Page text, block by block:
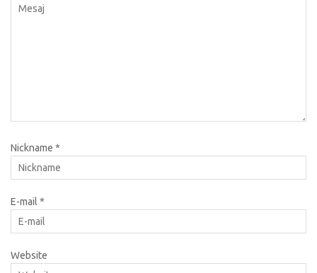
Nickname *
E-mail *
Website